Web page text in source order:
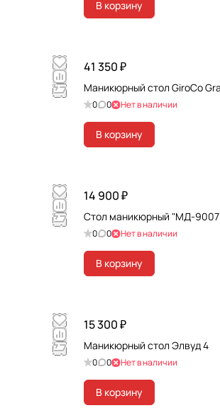
В корзину
41 350 ₽
Маникюрный стол GiroCo
0 0 Нет в наличии
В корзину
14 900 ₽
Стол маникюрный "МД-
0 0 Нет в наличии
В корзину
15 300 ₽
Маникюрный стол Элвуд 4
0 0 Нет в наличии
В корзину